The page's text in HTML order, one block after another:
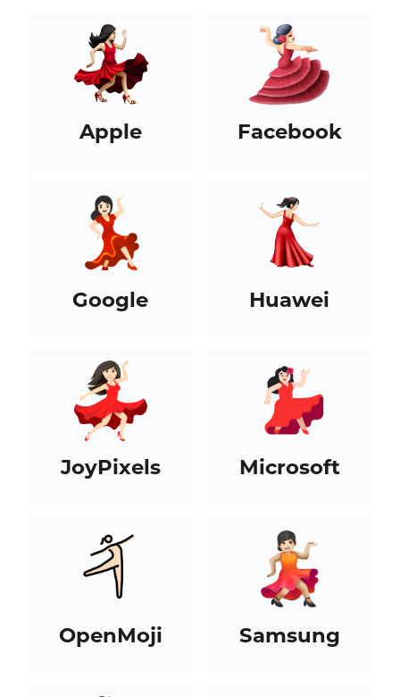
Apple Facebook
Google Huawei
JoyPixels Microsoft
OpenMoji Samsung